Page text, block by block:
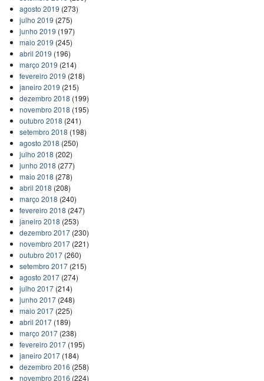
agosto 2019 (273)
julho 2019 (275)
junho 2019 (197)
maio 2019 (245)
abril 2019 (196)
março 2019 (214)
fevereiro 2019 (218)
janeiro 2019 (215)
dezembro 2018 (199)
novembro 2018 (195)
outubro 2018 (241)
setembro 2018 (198)
agosto 2018 (250)
julho 2018 (202)
junho 2018 (277)
maio 2018 (278)
abril 2018 (208)
março 2018 (240)
fevereiro 2018 (247)
janeiro 2018 (253)
dezembro 2017(230)
novembro 2017(221)
outubro 2017(260)
setembro 2017(215)
agosto 2017(274)
julho 2017(214)
junho 2017(248)
maio 2017(225)
abril 2017(189)
março 2017(238)
fevereiro 2017(195)
janeiro 2017(184)
dezembro 2016 (258)
novembro 2016 (224)